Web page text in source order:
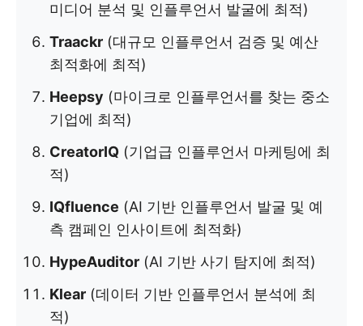
미디어 분석 및 인플루언서 발굴에 최적)
Traackr (대규모 인플루언서 검증 및 예산
최적화에 최적)
Heepsy (마이크로 인플루언서를 찾는 중소
기업에 최적)
CreatorIQ (기업급 인플루언서 마케팅에 최
적)
IQfluence (AI 기반 인플루언서 발굴 및 예
측 캠페인 인사이트에 최적화)
HypeAuditor (AI 기반 사기 탐지에 최적)
Klear (데이터 기반 인플루언서 분석에 최
적)